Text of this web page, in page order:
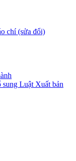
chí (sửa đổi)
Luật Xuất bản